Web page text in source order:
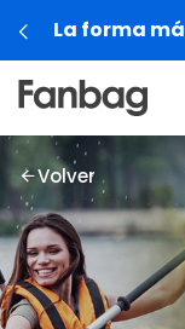
regalar.
Volver